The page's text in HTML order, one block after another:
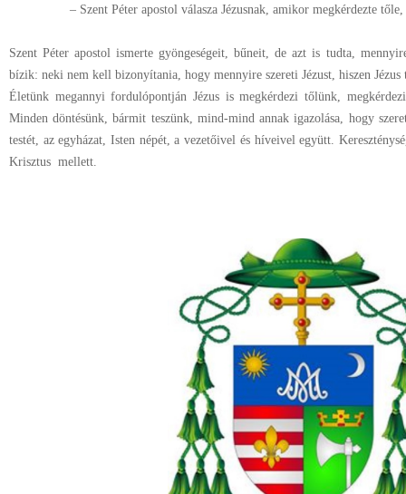
– Szent Péter apostol válasza Jézusnak, amikor megkérdezte tőle,
Szent Péter apostol ismerte gyöngeségeit, bűneit, de azt is tudta,
bízik: neki nem kell bizonyítania, hogy mennyire szereti Jézust, hiszen
Életünk megannyi fordulópontján Jézus is megkérdezi tőlünk,
Minden döntésünk, bármit teszünk, mind-mind annak igazolása, hogy
testét, az egyházat, Isten népét, a vezetőivel és híveivel együtt.
Krisztus mellett.